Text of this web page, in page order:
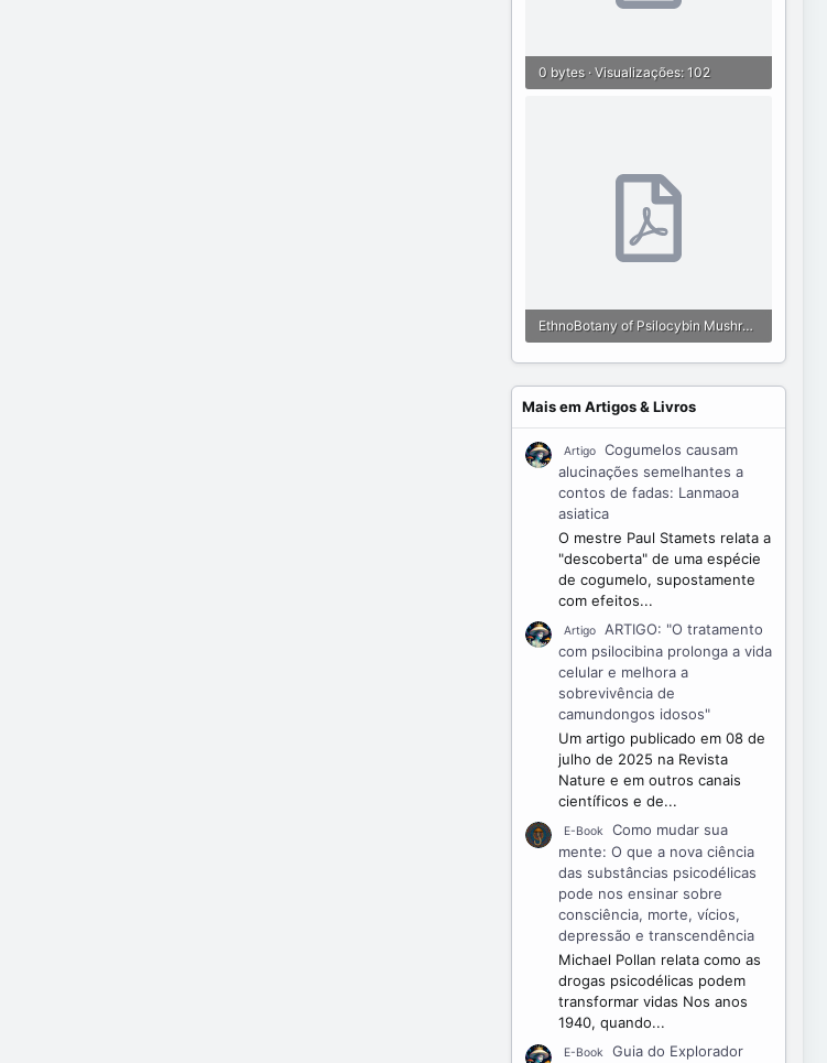
0 bytes · Visualizações: 102
EthnoBotany of Psilocybin Mushrooms, especially PSILOCYBE CUBENSIS.pdf
Mais em Artigos & Livros
Artigo
Cogumelos causam
alucinações semelhantes a
contos de fadas: Lanmaoa
asiatica
O mestre Paul Stamets relata a
"descoberta" de uma espécie
de cogumelo, supostamente
com efeitos...
Artigo
ARTIGO: "O tratamento
com psilocibina prolonga a vida
celular e melhora a
sobrevivência de
camundongos idosos"
Um artigo publicado em 08 de
julho de 2025 na Revista
Nature e em outros canais
científicos e de...
E-Book
Como mudar sua
mente: O que a nova ciência
das substâncias psicodélicas
pode nos ensinar sobre
consciência, morte, vícios,
depressão e transcendência
Michael Pollan relata como as
drogas psicodélicas podem
transformar vidas Nos anos
1940, quando...
E-Book
Guia do Explorador